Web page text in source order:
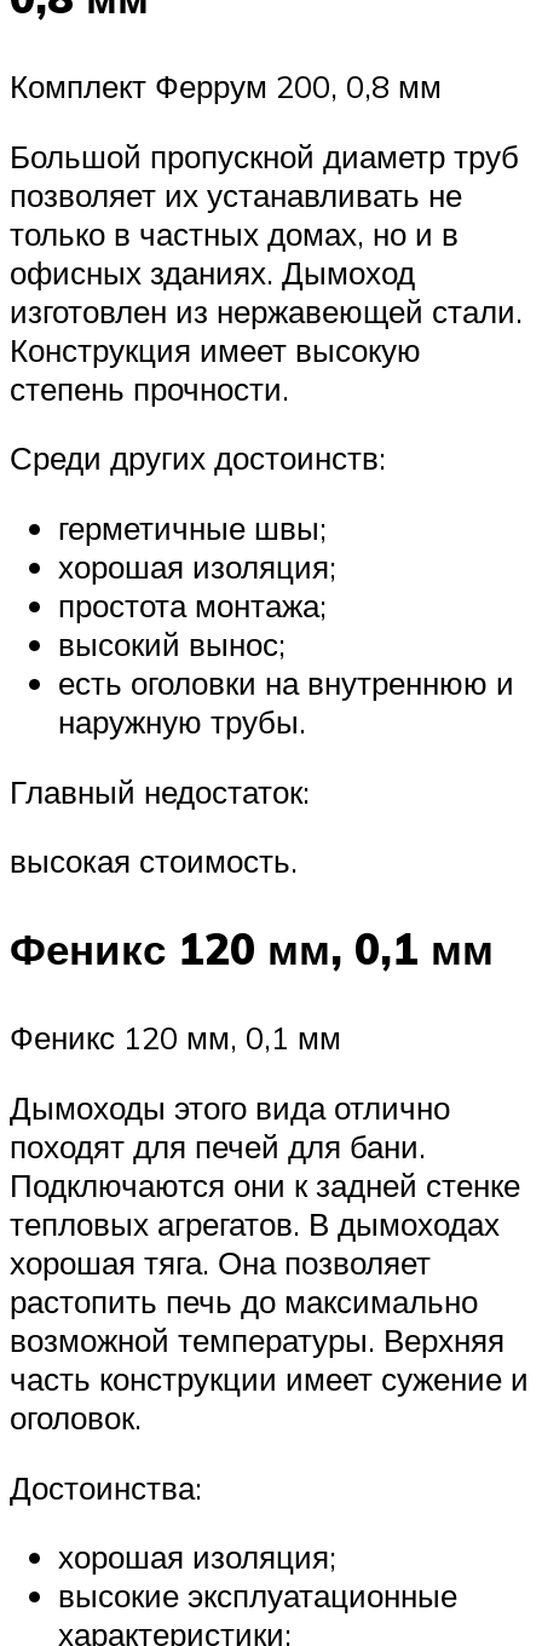
Комплект Феррум 200, 0,8 мм
Большой пропускной диаметр труб
позволяет их устанавливать не
только в частных домах, но и в
офисных зданиях. Дымоход
изготовлен из нержавеющей стали.
Конструкция имеет высокую
степень прочности.
Среди других достоинств:
герметичные швы;
хорошая изоляция;
простота монтажа;
высокий вынос;
есть оголовки на внутреннюю и
наружную трубы.
Главный недостаток:
высокая стоимость.
Феникс 120 мм, 0,1 мм
Феникс 120 мм, 0,1 мм
Дымоходы этого вида отлично
походят для печей для бани.
Подключаются они к задней стенке
тепловых агрегатов. В дымоходах
хорошая тяга. Она позволяет
растопить печь до максимально
возможной температуры. Верхняя
часть конструкции имеет сужение и
оголовок.
Достоинства:
хорошая изоляция;
высокие эксплуатационные
характеристики;